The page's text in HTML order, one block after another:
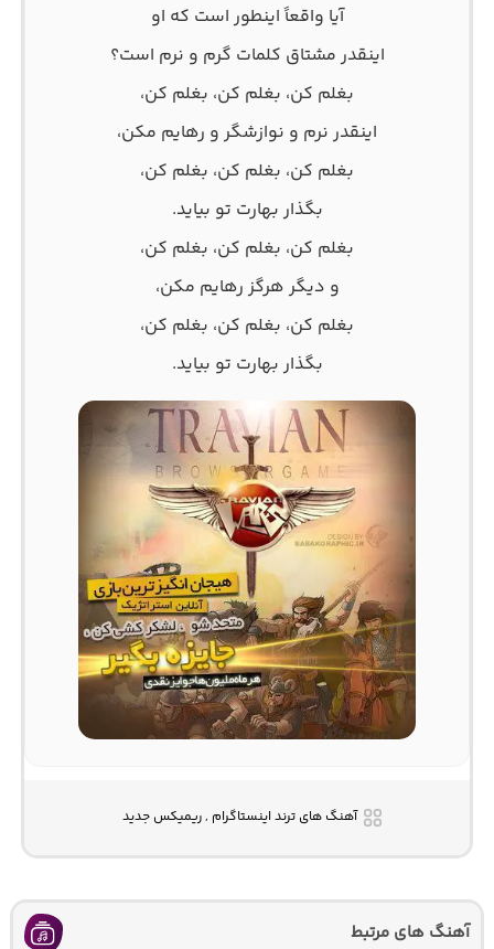
آیا واقعاً اینطور است که او
اینقدر مشتاق کلمات گرم و نرم است؟
بغلم کن، بغلم کن، بغلم کن،
اینقدر نرم و نوازشگر و رهایم مکن،
بغلم کن، بغلم کن، بغلم کن،
بگذار بهارت تو بیاید.
بغلم کن، بغلم کن، بغلم کن،
و دیگر هرگز رهایم مکن،
بغلم کن، بغلم کن، بغلم کن،
بگذار بهارت تو بیاید.
آهنگ های ترند اینستاگرام , ریمیکس جدید
آهنگ های مرتبط